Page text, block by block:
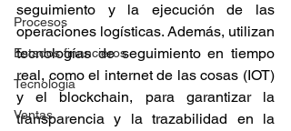
Procesos
Estados financieros
Tecnología
Ventas
seguimiento y la ejecución de las
operaciones logísticas. Además, utilizan
tecnologías de seguimiento en tiempo
real, como el internet de las cosas (IOT)
y el blockchain, para garantizar la
transparencia y la trazabilidad en la